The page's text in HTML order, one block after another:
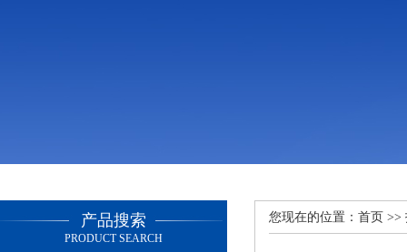
产品搜索
PRODUCT SEARCH
您现在的位置： 首页 >>